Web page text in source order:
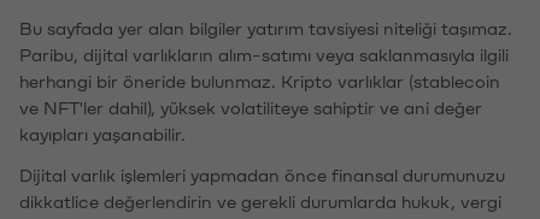
Bu sayfada yer alan bilgiler yatırım tavsiyesi niteliği taşımaz.
Paribu, dijital varlıkların alım-satımı veya saklanmasıyla ilgili
herhangi bir öneride bulunmaz. Kripto varlıklar (stablecoin
ve NFT'ler dahil), yüksek volatiliteye sahiptir ve ani değer
kayıpları yaşanabilir.
Dijital varlık işlemleri yapmadan önce finansal durumunuzu
dikkatlice değerlendirin ve gerekli durumlarda hukuk, vergi